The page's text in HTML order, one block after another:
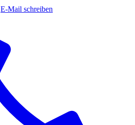
E-Mail schreiben